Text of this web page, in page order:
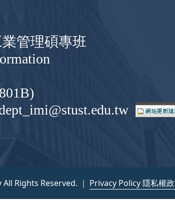
管理碩專班
Rights Reserved. ｜ Privacy Policy 隱私權